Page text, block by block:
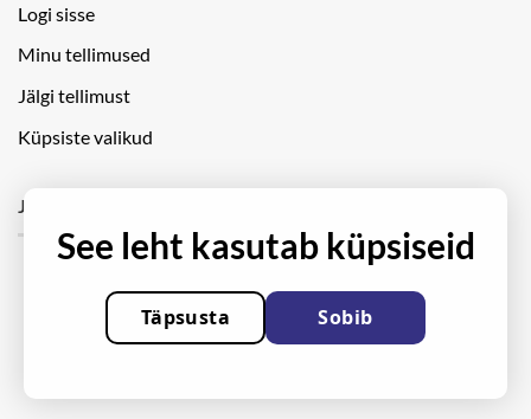
Logi sisse
Minu tellimused
Jälgi tellimust
Küpsiste valikud
JÄLGI MEID
See leht kasutab küpsiseid
Täpsusta Sobib